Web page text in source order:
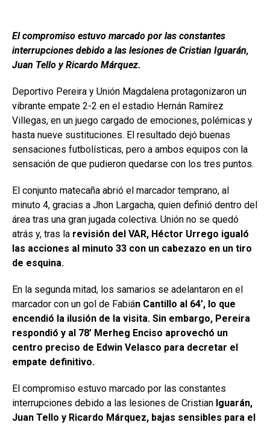
El compromiso estuvo marcado por las constantes
interrupciones debido a las lesiones de Cristian Iguarán,
Juan Tello y Ricardo Márquez.
Deportivo Pereira y Unión Magdalena protagonizaron un
vibrante empate 2-2 en el estadio Hernán Ramírez
Villegas, en un juego cargado de emociones, polémicas y
hasta nueve sustituciones. El resultado dejó buenas
sensaciones futbolísticas, pero a ambos equipos con la
sensación de que pudieron quedarse con los tres puntos.
El conjunto matecaña abrió el marcador temprano, al
minuto 4, gracias a Jhon Largacha, quien definió dentro del
área tras una gran jugada colectiva. Unión no se quedó
atrás y, tras la revisión del VAR, Héctor Urrego igualó
las acciones al minuto 33 con un cabezazo en un tiro
de esquina.
En la segunda mitad, los samarios se adelantaron en el
marcador con un gol de Fabián Cantillo al 64’, lo que
encendió la ilusión de la visita. Sin embargo, Pereira
respondió y al 78’ Merheg Enciso aprovechó un
centro preciso de Edwin Velasco para decretar el
empate definitivo.
El compromiso estuvo marcado por las constantes
interrupciones debido a las lesiones de Cristian Iguarán,
Juan Tello y Ricardo Márquez, bajas sensibles para el